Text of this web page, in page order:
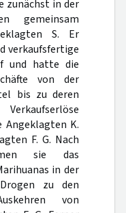
zunächst in der
gemeinsam
S. Er
verkaufsfertige
und hatte die
von der
bis zu deren
Angeklagten K.
F. G. Nach
sie das
in der
zu den
von